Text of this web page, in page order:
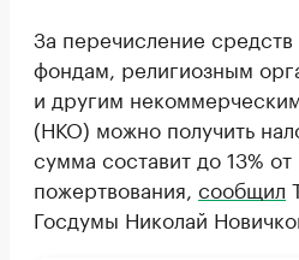
За перечисление
фондам, религиозным
и другим
(НКО) можно получить
сумма составит до 13%
пожертвования, сообщил
Госдумы Николай